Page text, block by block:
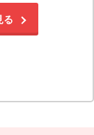
る